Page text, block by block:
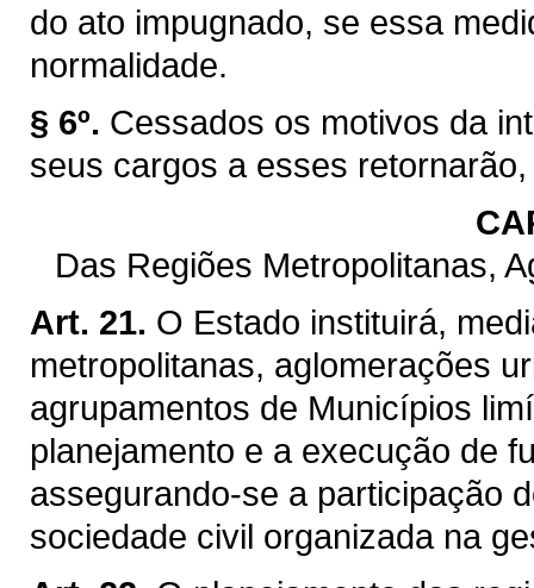
do ato impugnado, se essa
normalidade.
§ 6º. Cessados os motivos da
seus cargos a esses
Das Regiões Metropolitanas,
Art. 21. O Estado instituirá,
metropolitanas, aglomerações
agrupamentos de Municípios
planejamento e a execução de
assegurando-se a participação
sociedade civil organizada na